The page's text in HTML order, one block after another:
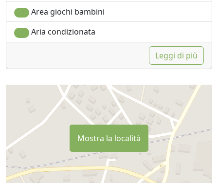
Area giochi bambini
Aria condizionata
Leggi di più
Mostra la località